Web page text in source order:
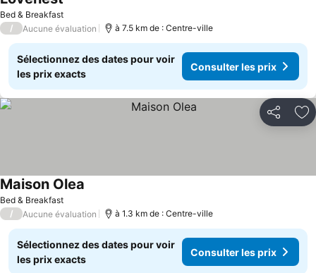
Bed & Breakfast
/ Aucune évaluation à 7.5 km de : Centre-ville
Sélectionnez des dates pour voir
les prix exacts
Consulter les prix
Partager
Bed & Breakfast
Maison Olea
/ Aucune évaluation à 1.3 km de : Centre-ville
Sélectionnez des dates pour voir
les prix exacts
Consulter les prix